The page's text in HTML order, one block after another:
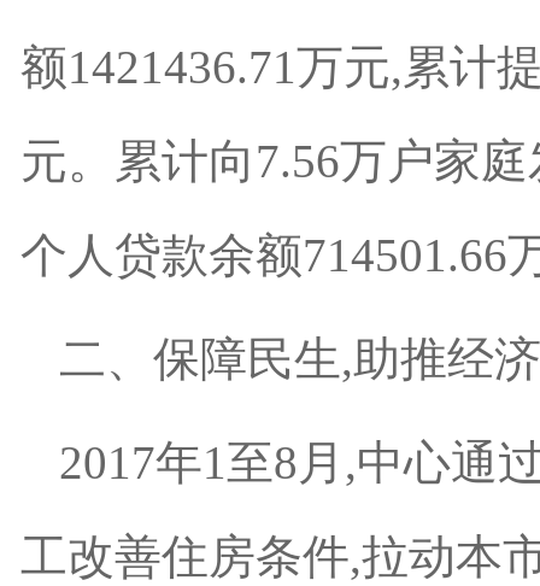
额1421436.71万元,累计
元。累计向7.56万户家
个人贷款余额714501.66
二、保障民生,助推经
2017年1至8月,中心通
工改善住房条件,拉动本